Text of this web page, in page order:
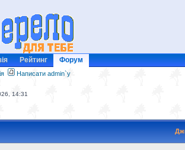
Рейтинг Форум
Написати admin`у
14:31